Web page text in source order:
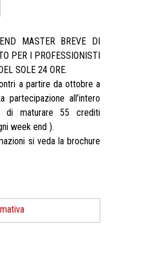
MASTER BREVE DI
PER I PROFESSIONISTI
SOLE 24 ORE.
a partire da ottobre a
partecipazione all’intero
di maturare 55 crediti
week end ).
si veda la brochure